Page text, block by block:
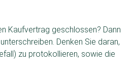
Kaufvertrag geschlossen? Dann
Denken Sie daran,
zu protokollieren, sowie die